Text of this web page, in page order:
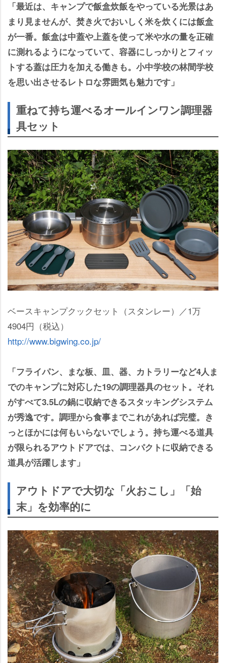
「最近は、キャンプで飯盒炊飯をやっている光景はあ
まり見ませんが、焚き火でおいしく米を炊くには飯盒
が一番。飯盒は中蓋や上蓋を使って米や水の量を正確
に測れるようになっていて、容器にしっかりとフィッ
トする蓋は圧力を加える働きも。小中学校の林間学校
を思い出させるレトロな雰囲気も魅力です」
重ねて持ち運べるオールインワン調理器
具セット
ベースキャンプクックセット（スタンレー）／1万
4904円（税込）
http://www.bigwing.co.jp/
「フライパン、まな板、皿、器、カトラリーなど4人ま
でのキャンプに対応した19の調理器具のセット。それ
がすべて3.5Lの鍋に収納できるスタッキングシステム
が秀逸です。調理から食事までこれがあれば完璧。き
っとほかには何もいらないでしょう。持ち運べる道具
が限られるアウトドアでは、コンパクトに収納できる
道具が活躍します」
アウトドアで大切な「火おこし」「始
末」を効率的に